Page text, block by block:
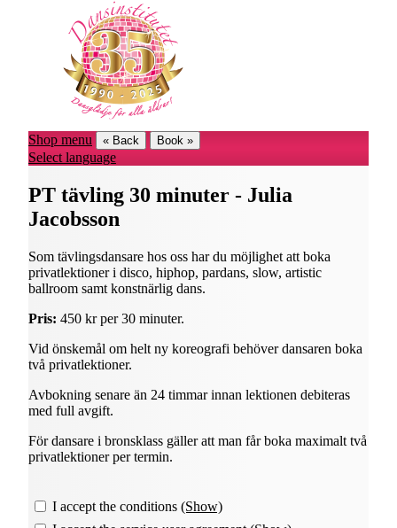
Shop menu « Back Book »
Select language
PT tävling 30 minuter - Julia
Jacobsson
Som tävlingsdansare hos oss har du möjlighet att boka
privatlektioner i disco, hiphop, pardans, slow, artistic
ballroom samt konstnärlig dans.
Pris: 450 kr per 30 minuter.
Vid önskemål om helt ny koreografi behöver dansaren boka
två privatlektioner.
Avbokning senare än 24 timmar innan lektionen debiteras
med full avgift.
För dansare i bronsklass gäller att man får boka maximalt två
privatlektioner per termin.
I accept the conditions (Show)